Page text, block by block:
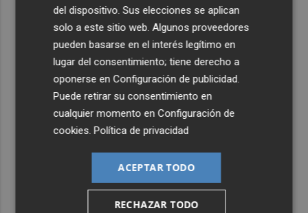
del dispositivo. Sus elecciones se aplican
solo a este sitio web. Algunos proveedores
pueden basarse en el interés legítimo en
lugar del consentimiento; tiene derecho a
oponerse enConfiguración de publicidad
Puede retirar su consentimiento en
cualquier momento enConfiguración de
cookies .Política de privacidad
ACEPTAR TODO
RECHAZAR TODO